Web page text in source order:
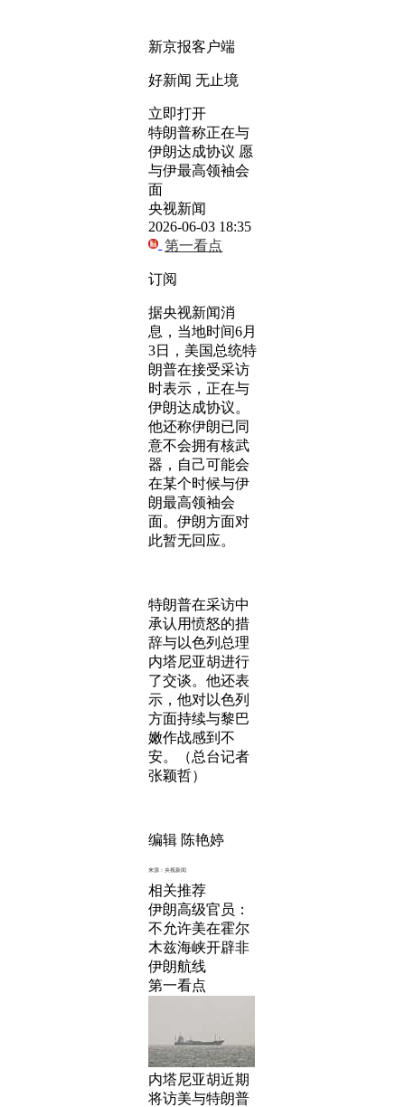
新京报客户端
好新闻 无止境
立即打开
特朗普称正在与
伊朗达成协议 愿
与伊最高领袖会
面
央视新闻
2026-06-03 18:35
第一看点
订阅
据央视新闻消
息，当地时间6月
3日，美国总统特
朗普在接受采访
时表示，正在与
伊朗达成协议。
他还称伊朗已同
意不会拥有核武
器，自己可能会
在某个时候与伊
朗最高领袖会
面。伊朗方面对
此暂无回应。
特朗普在采访中
承认用愤怒的措
辞与以色列总理
内塔尼亚胡进行
了交谈。他还表
示，他对以色列
方面持续与黎巴
嫩作战感到不
安。（总台记者
张颖哲）
编辑 陈艳婷
来源：央视新闻
相关推荐
伊朗高级官员：
不允许美在霍尔
木兹海峡开辟非
伊朗航线
第一看点
内塔尼亚胡近期
将访美与特朗普